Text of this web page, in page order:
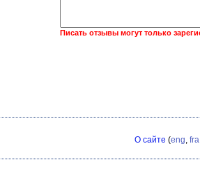
Писать отзывы могут только
О сайте (eng, fra